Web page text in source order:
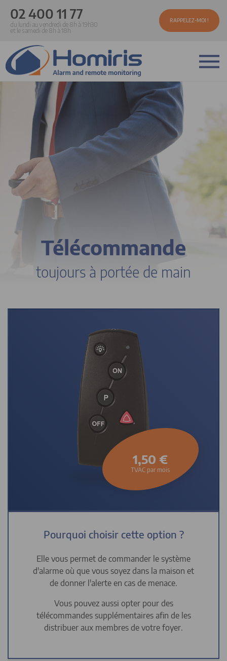
02 400 11 77
du lundi au vendredi de 8h à 19h30
et le samedi de 8h à 18h
RAPPELEZ-MOI !
Télécommande
toujours à portée de main
1,50 €
TVAC par mois
Pourquoi choisir cette option ?
Elle vous permet de commander le système
d'alarme où que vous soyez dans la maison et
de donner l'alerte en cas de menace.
Vous pouvez aussi opter pour des
télécommandes supplémentaires afin de les
distribuer aux membres de votre foyer.